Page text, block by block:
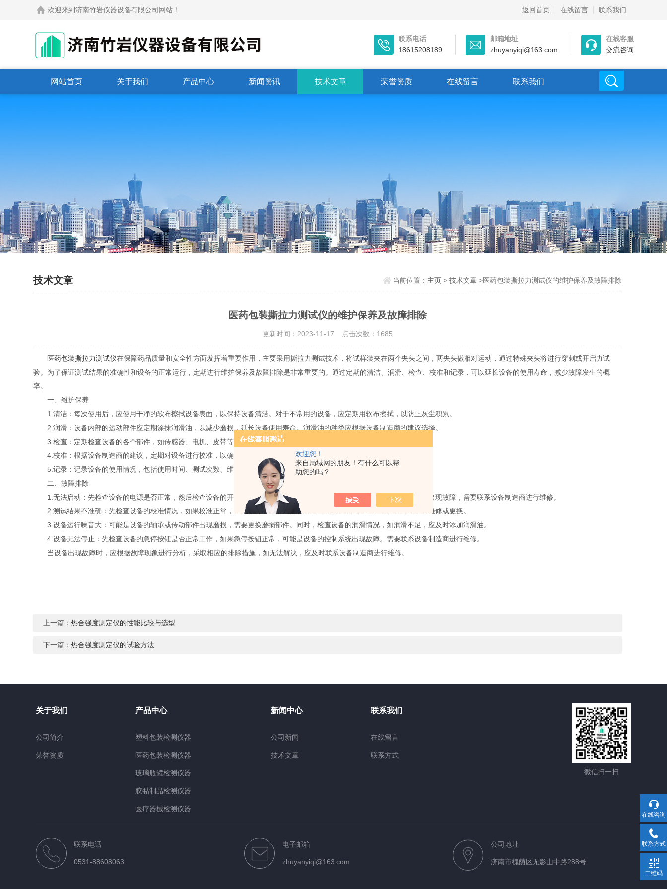
欢迎您！
来自局域网的朋友！有什么可以帮
助您的吗？
欢迎来到济南竹岩仪器设备有限公司网站！ 返回首页 在线留言 联系我们
联系电话
18615208189
邮箱地址
zhuyanyiqi@163.com
在线客服
交流咨询
网站首页 关于我们 产品中心 新闻资讯 技术文章 荣誉资质 在线留言 联系我们
技术文章 当前位置： 主页> 技术文章>医药包装撕拉力测试仪的维护保养及故障排除
医药包装撕拉力测试仪的维护保养及故障排除
更新时间：2023-11-17 点击次数：1685
医药包装撕拉力测试仪在保障药品质量和安全性方面发挥着重要作用，主要采用撕拉力测试技术，将试样装夹在两个夹头之间，两夹头做相对运动，通过特殊夹头将进行穿刺或开启力试
验。为了保证测试结果的准确性和设备的正常运行，定期进行维护保养及故障排除是非常重要的。通过定期的清洁、润滑、检查、校准和记录，可以延长设备的使用寿命，减少故障发生的概
率。
一、维护保养
1.清洁：每次使用后，应使用干净的软布擦拭设备表面，以保持设备清洁。对于不常用的设备，应定期用软布擦拭，以防止灰尘积累。
2.润滑：设备内部的运动部件应定期涂抹润滑油，以减少磨损，延长设备使用寿命。润滑油的种类应根据设备制造商的建议选择。
3.检查：定期检查设备的各个部件，如传感器、电机、皮带等，确保其正常工作。如发现异常，应及时更换或维修。
4.校准：根据设备制造商的建议，定期对设备进行校准，以确保测试结果的准确性。
5.记录：记录设备的使用情况，包括使用时间、测试次数、维修情况等，以便对设备的使用和维护情况进行分析和改进。
二、故障排除
1.无法启动：先检查设备的电源是否正常，然后检查设备的开关是否打开。如果以上都正常，可能是设备的电源线或内部电路出现故障，需要联系设备制造商进行维修。
2.测试结果不准确：先检查设备的校准情况，如果校准正常，可能是设备的传感器或电机出现故障。需要联系设备制造商进行维修或更换。
3.设备运行噪音大：可能是设备的轴承或传动部件出现磨损，需要更换磨损部件。同时，检查设备的润滑情况，如润滑不足，应及时添加润滑油。
4.设备无法停止：先检查设备的急停按钮是否正常工作，如果急停按钮正常，可能是设备的控制系统出现故障。需要联系设备制造商进行维修。
当设备出现故障时，应根据故障现象进行分析，采取相应的排除措施，如无法解决，应及时联系设备制造商进行维修。
上一篇：热合强度测定仪的性能比较与选型
下一篇：热合强度测定仪的试验方法
关于我们
公司简介
荣誉资质
产品中心
塑料包装检测仪器
医药包装检测仪器
玻璃瓶罐检测仪器
胶黏制品检测仪器
医疗器械检测仪器
新闻中心
公司新闻
技术文章
联系我们
在线留言
联系方式
微信扫一扫
联系电话
0531-88608063
电子邮箱
zhuyanyiqi@163.com
公司地址
济南市槐荫区无影山中路288号
在线咨询
联系方式
二维码